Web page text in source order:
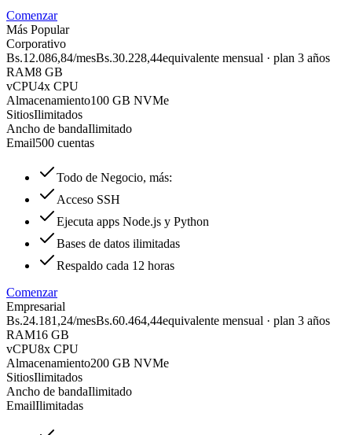
Comenzar
Más Popular
Corporativo
Bs.12.086,84/mesBs.30.228,44equivalente mensual · plan 3 años
RAM8 GB
vCPU4x CPU
Almacenamiento100 GB NVMe
SitiosIlimitados
Ancho de bandaIlimitado
Email500 cuentas
Todo de Negocio, más:
Acceso SSH
Ejecuta apps Node.js y Python
Bases de datos ilimitadas
Respaldo cada 12 horas
Comenzar
Empresarial
Bs.24.181,24/mesBs.60.464,44equivalente mensual · plan 3 años
RAM16 GB
vCPU8x CPU
Almacenamiento200 GB NVMe
SitiosIlimitados
Ancho de bandaIlimitado
EmailIlimitadas